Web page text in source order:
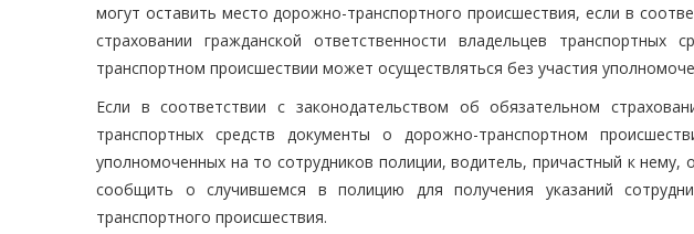
могут оставить место дорожно-транспортного происшествия, если в
страховании гражданской ответственности владельцев
транспортном происшествии может осуществляться без участия
Если в соответствии с законодательством об обязательном
транспортных средств документы о дорожно-транспортном
уполномоченных на то сотрудников полиции, водитель, причастный к нему,
сообщить о случившемся в полицию для получения указаний
транспортного происшествия.